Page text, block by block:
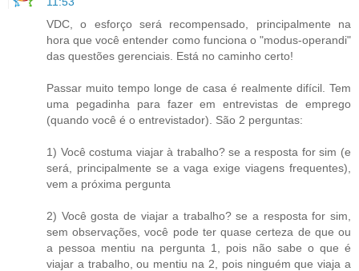
VDC, o esforço será recompensado, principalmente na
hora que você entender como funciona o "modus-operandi"
das questões gerenciais. Está no caminho certo!
Passar muito tempo longe de casa é realmente difícil. Tem
uma pegadinha para fazer em entrevistas de emprego
(quando você é o entrevistador). São 2 perguntas:
1) Você costuma viajar à trabalho? se a resposta for sim (e
será, principalmente se a vaga exige viagens frequentes),
vem a próxima pergunta
2) Você gosta de viajar a trabalho? se a resposta for sim,
sem observações, você pode ter quase certeza de que ou
a pessoa mentiu na pergunta 1, pois não sabe o que é
viajar a trabalho, ou mentiu na 2, pois ninguém que viaja a